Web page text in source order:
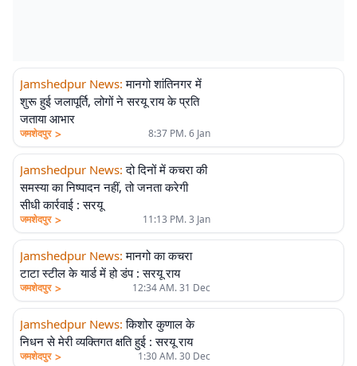
Jamshedpur News: मानगो शांतिनगर में
शुरू हुई जलापूर्ति, लोगों ने सरयू राय के प्रति
जताया आभार
जमशेदपुर > 8:37 PM. 6 Jan
Jamshedpur News: दो दिनों में कचरा की
समस्या का निष्पादन नहीं, तो जनता करेगी
सीधी कार्रवाई : सरयू
जमशेदपुर > 11:13 PM. 3 Jan
Jamshedpur News: मानगो का कचरा
टाटा स्टील के यार्ड में हो डंप : सरयू राय
जमशेदपुर > 12:34 AM. 31 Dec
Jamshedpur News: किशोर कुणाल के
निधन से मेरी व्यक्तिगत क्षति हुई : सरयू राय
जमशेदपुर > 1:30 AM. 30 Dec